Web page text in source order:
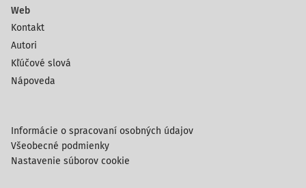
Web
Kontakt
Autori
Kľúčové slová
Nápoveda
Informácie o spracovaní osobných údajov
Všeobecné podmienky
Nastavenie súborov cookie